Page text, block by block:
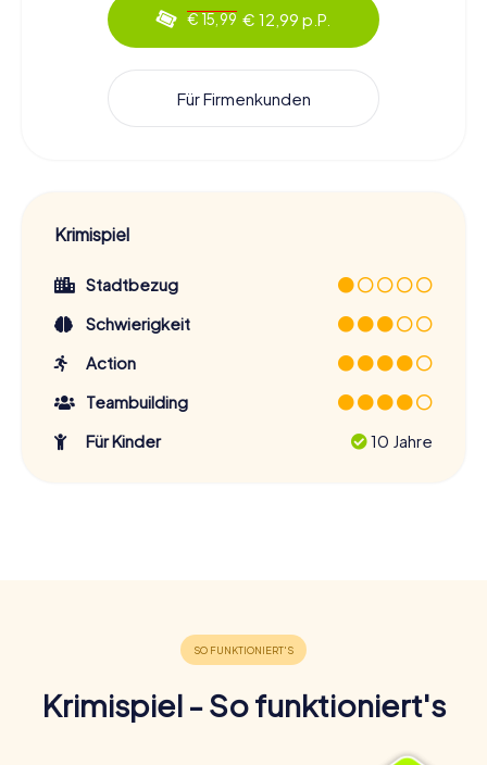
€ 15,99 € 12,99 p.P.
Für Firmenkunden
Krimispiel
Stadtbezug
Schwierigkeit
Action
Teambuilding
Für Kinder
10 Jahre
Krimispiel - So funktioniert's